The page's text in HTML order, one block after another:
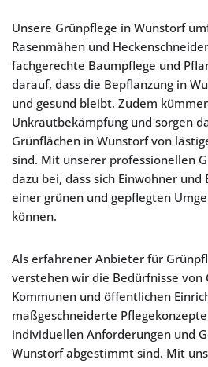
Unsere Grünpflege in Wunstorf
Rasenmähen und
fachgerechte Baumpflege und
darauf, dass die Bepflanzung in
und gesund bleibt. Zudem
Unkrautbekämpfung und sorgen
Grünflächen in Wunstorf von
sind. Mit unserer professionellen
dazu bei, dass sich Einwohner
einer grünen und gepflegten
können.
Als erfahrener Anbieter für
verstehen wir die Bedürfnisse von
Kommunen und öffentlichen
maßgeschneiderte
individuellen Anforderungen und
Wunstorf abgestimmt sind. Mit